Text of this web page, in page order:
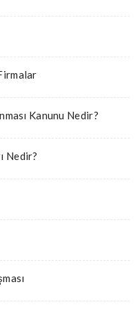
Kanunu Nedir?
Nedir?